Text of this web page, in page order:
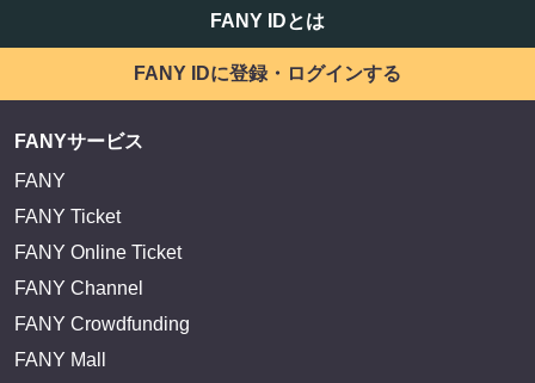
FANY IDとは
FANY IDに登録・ログインする
FANYサービス
FANY
FANY Ticket
FANY Online Ticket
FANY Channel
FANY Crowdfunding
FANY Mall